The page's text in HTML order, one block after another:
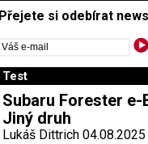
Přejete si odebírat
Test
Subaru Forester e-
Jiný druh
Lukáš Dittrich